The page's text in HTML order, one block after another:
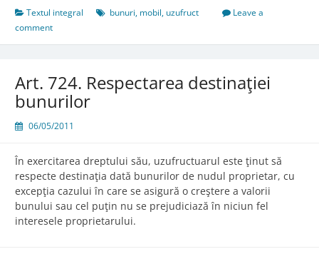
bunurilor
Textul integral bunuri, mobil, uzufruct
Leave a
comment
Art. 724. Respectarea destinaţiei
bunurilor
06/05/2011
În exercitarea dreptului său, uzufructuarul este ţinut să
respecte destinaţia dată bunurilor de nudul proprietar, cu
excepţia cazului în care se asigură o creştere a valorii
bunului sau cel puţin nu se prejudiciază în niciun fel
interesele proprietarului.